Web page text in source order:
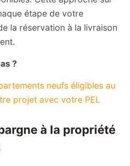
étape de votre
la réservation à la livraison
?
neufs éligibles au
projet avec votre PEL
à la propriété